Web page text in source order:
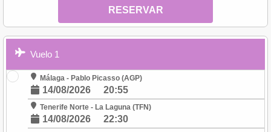
RESERVAR
Vuelo 1
Málaga - Pablo Picasso (AGP)
14/08/2026 20:55
Tenerife Norte - La Laguna (TFN)
14/08/2026 22:30